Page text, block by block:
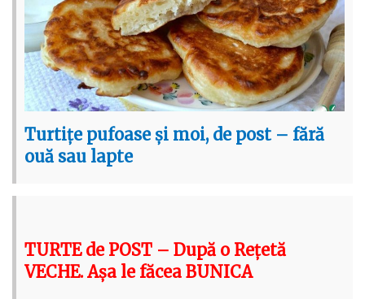
Turtițe pufoase și moi, de post – fără
ouă sau lapte
TURTE de POST – După o Rețetă
VECHE. Așa le făcea BUNICA